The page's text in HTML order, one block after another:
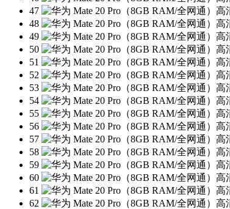
47
48
49
50
51
52
53
54
55
56
57
58
59
60
61
62